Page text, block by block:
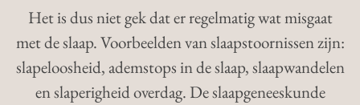
Het is dus niet gek dat er regelmatig wat misgaat
met de slaap. Voorbeelden van slaapstoornissen zijn:
slapeloosheid, ademstops in de slaap, slaapwandelen
en slaperigheid overdag. De slaapgeneeskunde